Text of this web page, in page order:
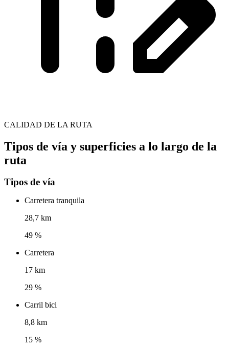
CALIDAD DE LA RUTA
Tipos de vía y superficies a lo largo de la
ruta
Tipos de vía
Carretera tranquila
28,7 km
49 %
Carretera
17 km
29 %
Carril bici
8,8 km
15 %